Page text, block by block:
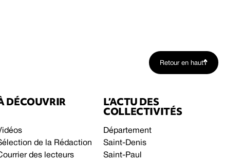
Retour en haut
DÉCOUVRIR
de la Rédaction
des lecteurs
L’ACTU DES
COLLECTIVITÉS
Département
Saint-Denis
Saint-Paul